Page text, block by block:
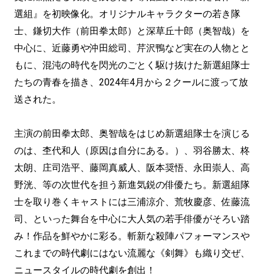
選組』を初映像化。オリジナルキャラクターの若き隊
士、鎌切大作（前田拳太郎）と深草丘十郎（奥智哉）を
中心に、近藤勇や沖田総司、芹沢鴨など実在の人物とと
もに、混沌の時代を閃光のごとく駆け抜けた新選組隊士
たちの青春を描き、2024年4月から２クールに渡って放
送された。
主演の前田拳太郎、奥智哉をはじめ新選組隊士を演じる
のは、杢代和人（原因は自分にある。）、羽谷勝太、柊
太朗、庄司浩平、藤岡真威人、阪本奨悟、永田崇人、高
野洸、等の次世代を担う新進気鋭の俳優たち。新選組隊
士を取り巻くキャストには三浦涼介、荒牧慶彦、佐藤流
司、といった舞台を中心に大人気の若手俳優がそろい踏
み！作品を鮮やかに彩る。斬新な殺陣パフォーマンスや
これまでの時代劇にはない流麗な《剣舞》も織り交ぜ、
ニュースタイルの時代劇を創出！